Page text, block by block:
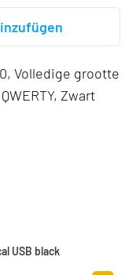
Volledige grootte
Zwart
USB black